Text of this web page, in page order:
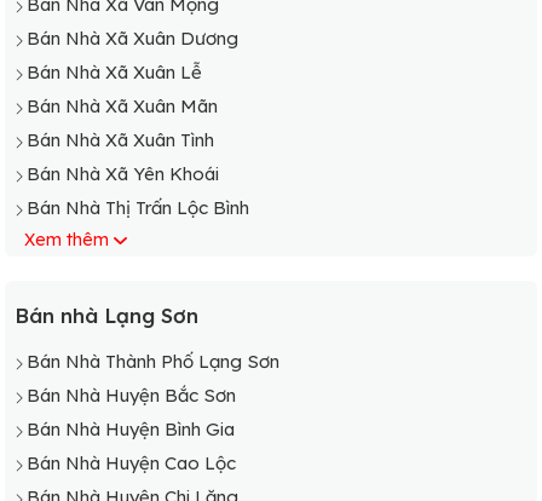
Bán Nhà Xã Xuân Dương
Bán Nhà Xã Xuân Lễ
Bán Nhà Xã Xuân Mãn
Bán Nhà Xã Xuân Tình
Bán Nhà Xã Yên Khoái
Bán Nhà Thị Trấn Lộc Bình
Bán Nhà Thị Trấn Na Dương
Bán Nhà Xã Bằng Khánh
Bán Nhà Xã Đông Quan
Bán Nhà Xã Hiệp Hạ
Bán Nhà Xã Hữu Khánh
Bán Nhà Xã Hữu Lân
Xem thêm
Bán nhà Lạng Sơn
Bán Nhà Thành Phố Lạng Sơn
Bán Nhà Huyện Bắc Sơn
Bán Nhà Huyện Bình Gia
Bán Nhà Huyện Cao Lộc